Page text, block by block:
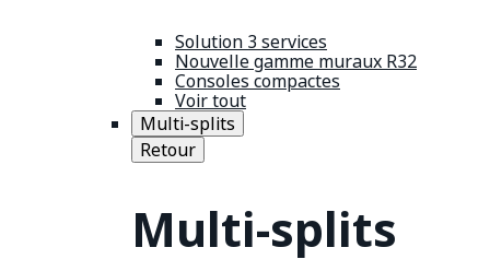
Solution 3 services
Nouvelle gamme muraux R32
Consoles compactes
Voir tout
Multi-splits
Retour
Multi-splits